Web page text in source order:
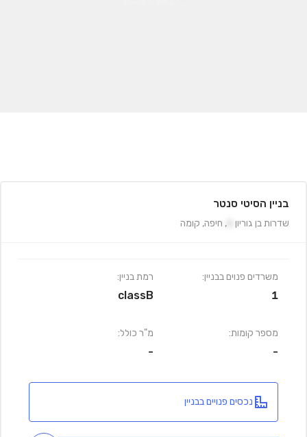
בניין הסיטי סנטר
שדרות בן גוריון , חיפה, קומה
משרדים פנוים בבניין:
1
מספר קומות:
-
רמת בניין:
classB
מ"ר כולל:
-
נכסים פנויים בבניין